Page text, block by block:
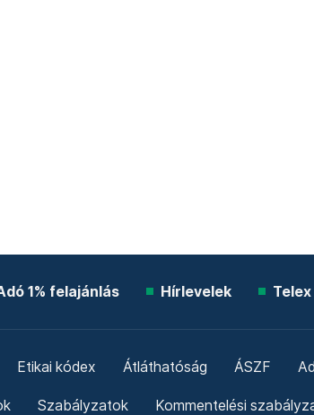
1% felajánlás Hírlevelek
Etikai kódex Átláthatóság ÁSZF
Szabályzatok Kommentelési